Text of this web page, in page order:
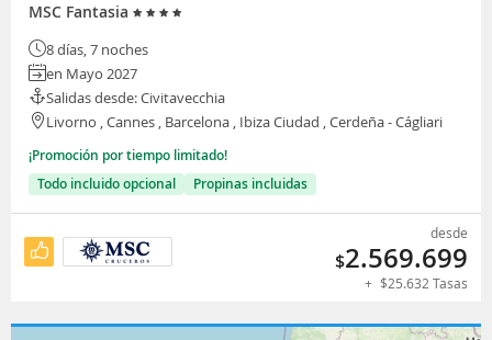
MSC Fantasia
8 días, 7 noches
en Mayo 2027
Salidas desde: Civitavecchia
Livorno , Cannes , Barcelona , Ibiza Ciudad , Cerdeña - Cágliari
¡Promoción por tiempo limitado!
Todo incluido opcional
Propinas incluidas
desde
$2.569.699
+ $25.632Tasas